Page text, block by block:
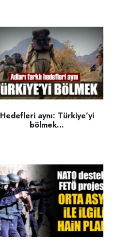
Hedefleri aynı: Türkiye’yi
bölmek...